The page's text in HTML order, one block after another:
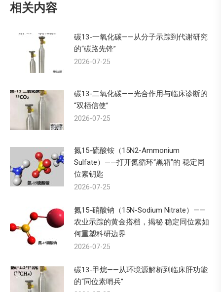
相关内容
碳13-一氧化碳——从分子示踪到代谢研究
的“碳路先锋”
2026-07-25
碳13-二氧化碳——光合作用与临床诊断的
“双栖信使”
2026-07-25
氮15-硫酸铵（15N2-Ammonium
Sulfate）——打开氮循环“黑箱”的 稳定同
位素钥匙
2026-07-25
氮15-硝酸钠（15N-Sodium Nitrate）——
农业示踪的黄金搭档，揭秘 稳定同位素如
何重塑科研边界
2026-07-25
碳13-甲烷——从环境源解析到临床肝功能
的“同位素哨兵”